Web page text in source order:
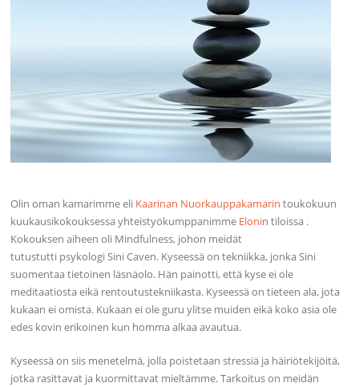
Olin oman kamarimme eli Kaarinan Nuorkauppakamarin toukokuun
kuukausikokouksessa yhteistyökumppanimme Elonin tiloissa .
Kokouksen aiheen oli Mindfulness, johon meidät
tutustutti psykologi Sini Caven. Kyseessä on tekniikka, jonka Sini
suomentaa tietoinen läsnäolo. Hän painotti, että kyse ei ole
meditaatiosta eikä rentoutustekniikasta. Kyseessä on tieteen ala, jota
kukaan ei omista. Kukaan ei ole guru ylitse muiden eikä koko asia ole
edes kovin erikoinen kun homma alkaa avautua.
Kyseessä on siis menetelmä, jolla poistetaan stressiä ja häiriötekijöitä,
jotka rasittavat ja kuormittavat mieltämme. Tarkoitus on meidän